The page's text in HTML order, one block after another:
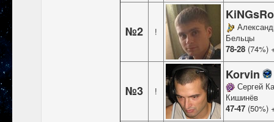
№2 !
Бельцы
78-28 (74%)
№3 !
Korvin
Сергей
Кишинёв
47-47 (50%)